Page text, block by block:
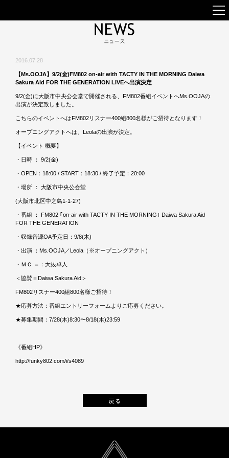
2016.07.28
【Ms.OOJA】9/2(金)FM802 on-air with TACTY IN THE MORNING Daiwa
Sakura Aid FOR THE GENERATION LIVEへ出演決定
9/2(金)に大阪市中央公会堂で開催される、FM802番組イベントへMs.OOJAの
出演が決定致しました。
こちらのイベントへはFM802リスナー400組800名様がご招待となります！
オープニングアクトへは、Leolaの出演が決定。
【イベント 概要】
・日時 ： 9/2(金)
・OPEN：18:00 / START：18:30 / 終了予定：20:00
・場所 ： 大阪市中央公会堂
(大阪市北区中之島1-1-27)
・番組 ： FM802 ｢on-air with TACTY IN THE MORNING｣ Daiwa Sakura Aid
FOR THE GENERATION
・収録音源OA予定日：9/8(木)
・出演 ：Ms.OOJA／Leola（※オープニングアクト）
・ＭＣ ＝：大抜卓人
＜協賛＝Daiwa Sakura Aid＞
FM802リスナー400組800名様ご招待！
★応募方法：番組エントリーフォームよりご応募ください。
★募集期間：7/28(木)8:30〜8/18(木)23:59
《番組HP》
http://funky802.com/i/s4089